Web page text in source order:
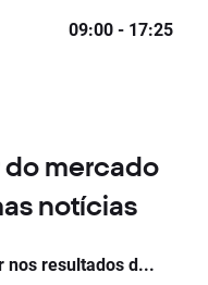
09:00 - 17:25
do mercado
notícias
nos resultados d...